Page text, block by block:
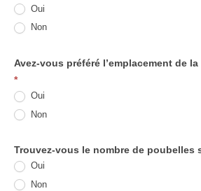
Oui
Non
Avez-vous préféré l’emplacement de
*
Oui
Non
Trouvez-vous le nombre de poubelles
Oui
Non